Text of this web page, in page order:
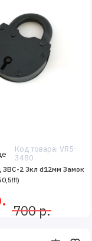
Код товара: VR5-
3480
ЗВС-2 3кл d12мм Замок
700 р.